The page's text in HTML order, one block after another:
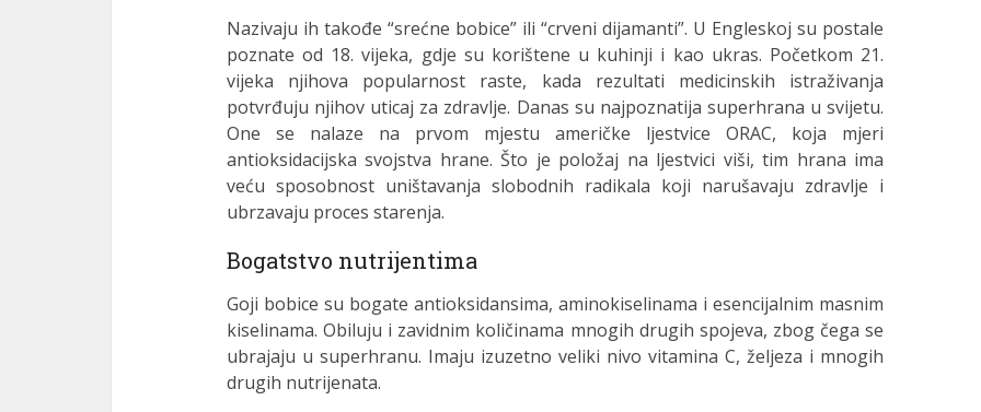
Nazivaju ih takođe “srećne bobice” ili “crveni dijamanti”. U Engleskoj su postale
poznate od 18. vijeka, gdje su korištene u kuhinji i kao ukras. Početkom 21.
vijeka njihova popularnost raste, kada rezultati medicinskih istraživanja
potvrđuju njihov uticaj za zdravlje. Danas su najpoznatija superhrana u svijetu.
One se nalaze na prvom mjestu američke ljestvice ORAC, koja mjeri
antioksidacijska svojstva hrane. Što je položaj na ljestvici viši, tim hrana ima
veću sposobnost uništavanja slobodnih radikala koji narušavaju zdravlje i
ubrzavaju proces starenja.
Bogatstvo nutrijentima
Goji bobice su bogate antioksidansima, aminokiselinama i esencijalnim masnim
kiselinama. Obiluju i zavidnim količinama mnogih drugih spojeva, zbog čega se
ubrajaju u superhranu. Imaju izuzetno veliki nivo vitamina C, željeza i mnogih
drugih nutrijenata.